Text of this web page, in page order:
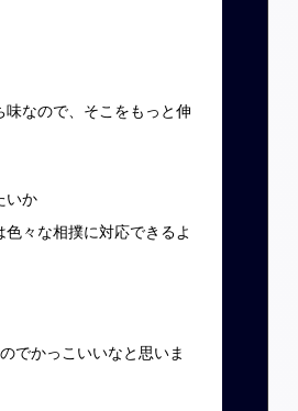
なので、そこをもっと伸
いか
々な相撲に対応できるよ
でかっこいいなと思いま